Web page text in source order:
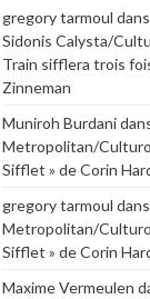
gregory tarmoul dans
Sidonis Calysta/
Train sifflera trois
Zinneman
Muniroh Burdani
Metropolitan/
Sifflet » de Corin
gregory tarmoul dans
Metropolitan/
Sifflet » de Corin
Maxime Vermeulen